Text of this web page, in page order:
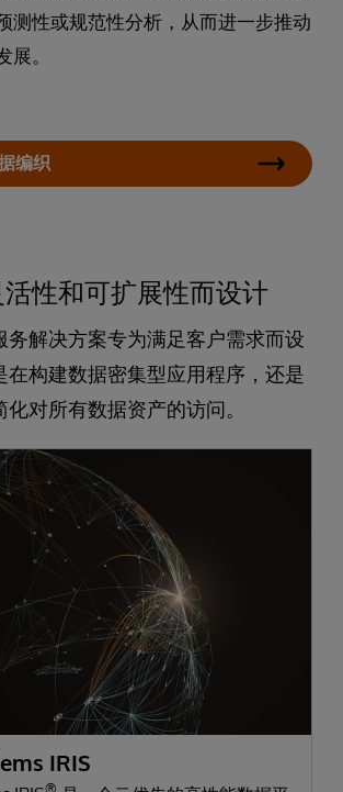
测性或规范性分析，从而进一步推动
展。
编织
性和可扩展性而设计
务解决方案专为满足客户需求而设
在构建数据密集型应用程序，还是
化对所有数据资产的访问。
IRIS